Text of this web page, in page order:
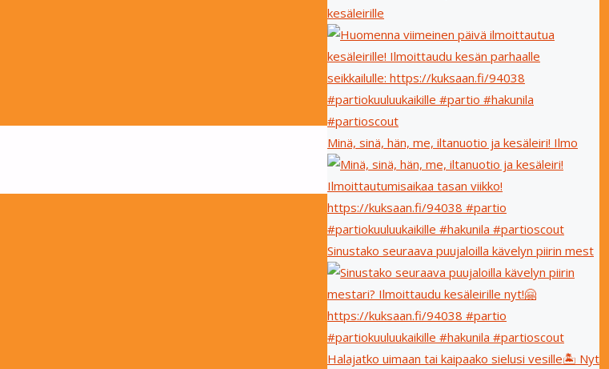
kesäleirille
Minä, sinä, hän, me, iltanuotio ja kesäleiri! Ilmo
Sinustako seuraava puujaloilla kävelyn piirin mest
Halajatko uimaan tai kaipaako sielusi vesille🏝 Nyt